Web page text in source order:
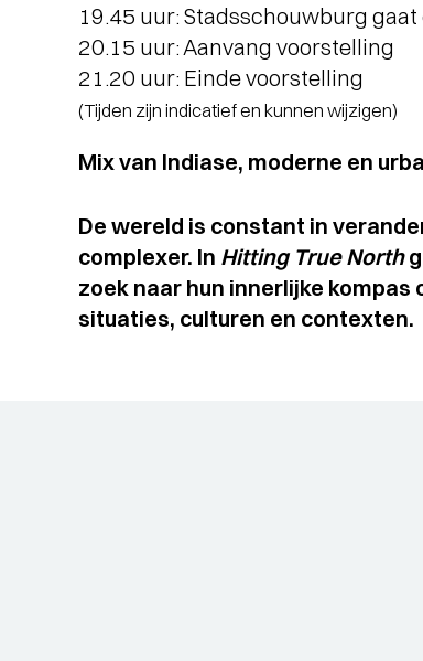
19.45 uur: Stadsschouwburg gaat
20.15 uur: Aanvang voorstelling
21.20 uur: Einde voorstelling
(Tijden zijn indicatief en kunnen wijzigen)
Mix van Indiase, moderne en
De wereld is constant in
complexer. In Hitting True North
zoek naar hun innerlijke
situaties, culturen en contexten.